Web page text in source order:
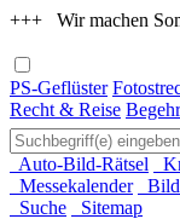
+++ Wir machen
PS-Geflüster
Recht & Reise
Auto-Bild-Rätsel
Messekalender
Suche
Sitemap